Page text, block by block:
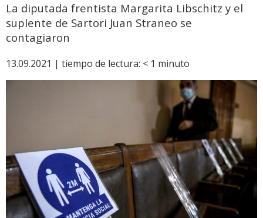
La diputada frentista Margarita Libschitz y el
suplente de Sartori Juan Straneo se
contagiaron
13.09.2021 | tiempo de lectura: < 1 minuto